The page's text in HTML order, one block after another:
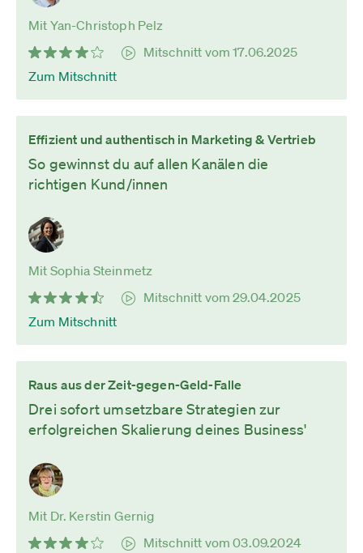
Mit Yan-Christoph Pelz
Mitschnitt vom 17.06.2025
Zum Mitschnitt
Effizient und authentisch in Marketing & Vertrieb
So gewinnst du auf allen Kanälen die
richtigen Kund/innen
Mit Sophia Steinmetz
Mitschnitt vom 29.04.2025
Zum Mitschnitt
Raus aus der Zeit-gegen-Geld-Falle
Drei sofort umsetzbare Strategien zur
erfolgreichen Skalierung deines Business'
Mit Dr. Kerstin Gernig
Mitschnitt vom 03.09.2024